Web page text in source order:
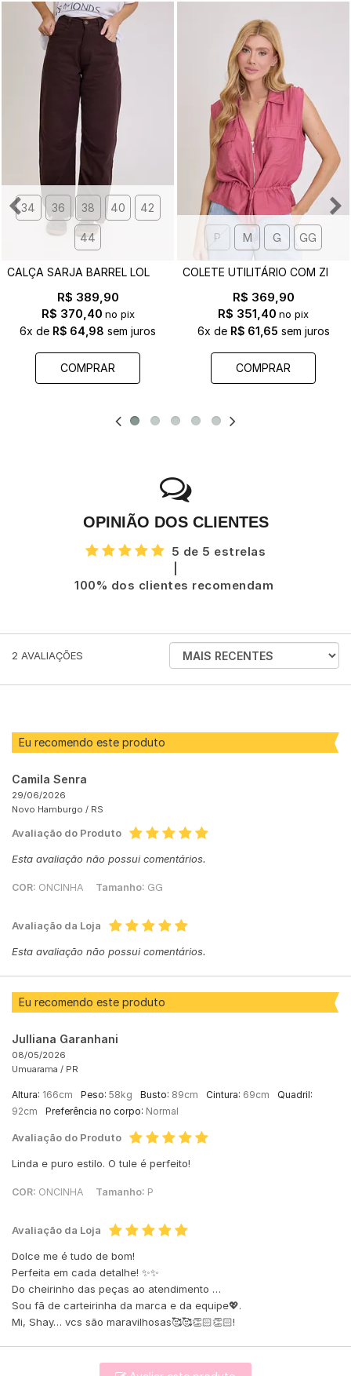
34 36 38 40 42
44
R$ 389,90
R$ 370,40 no pix
6x de R$ 64,98 sem juros
COMPRAR
P M G GG
R$ 369,90
R$ 351,40 no pix
6x de R$ 61,65 sem juros
COMPRAR
OPINIÃO DOS CLIENTES
5 de 5 estrelas
100% dos clientes recomendam
2 AVALIAÇÕES
ORDENAR
AVALIAÇÕES
Eu recomendo este produto
Camila Senra
29/06/2026
Novo Hamburgo / RS
Avaliação do Produto
Esta avaliação não possui comentários.
COR: ONCINHA Tamanho: GG
Avaliação da Loja
Esta avaliação não possui comentários.
Eu recomendo este produto
Julliana Garanhani
08/05/2026
Umuarama / PR
Altura: 166cm Peso: 58kg Busto: 89cm Cintura: 69cm
Quadril:
92cm
Preferência no corpo: Normal
Avaliação do Produto
Linda e puro estilo. O tule é perfeito!
COR: ONCINHA Tamanho: P
Avaliação da Loja
Dolce me é tudo de bom!
Perfeita em cada detalhe! ✨✨
Do cheirinho das peças ao atendimento …
Sou fã de carteirinha da marca e da equipe💖.
Mi, Shay… vcs são maravilhosas🥰🥰👏🏻👏🏻!